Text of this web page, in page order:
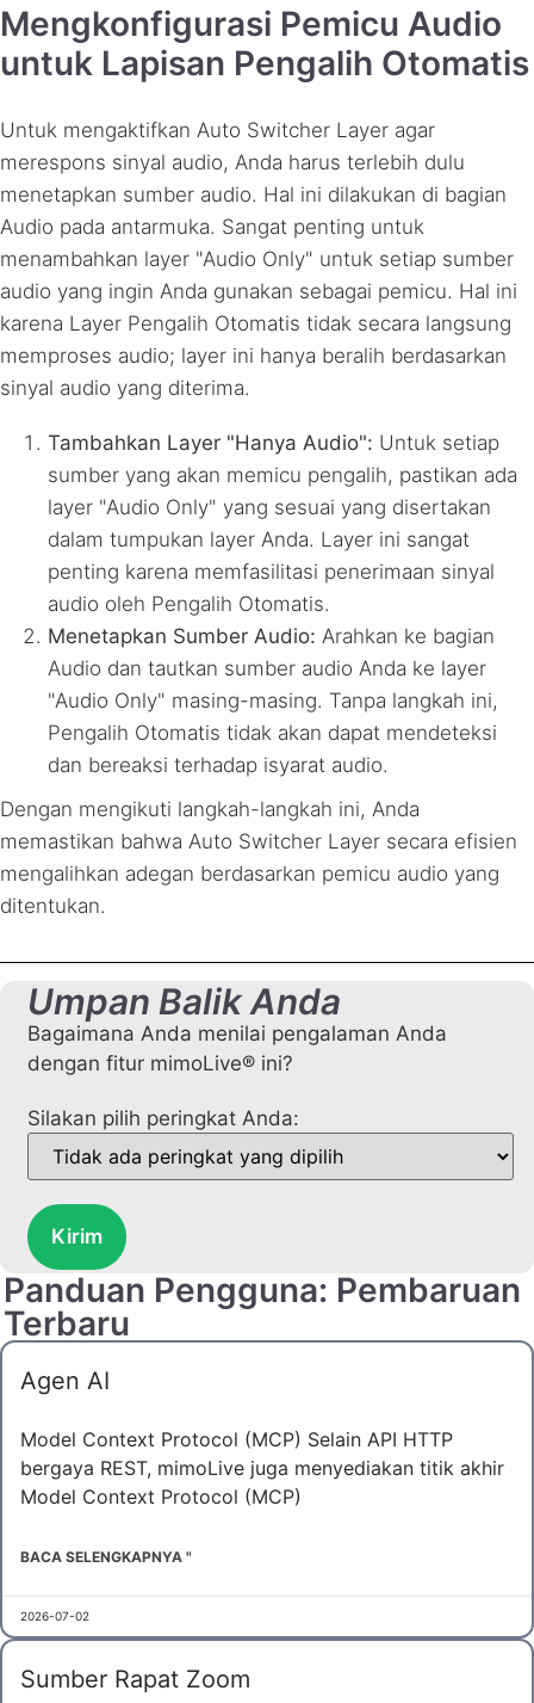
Mengkonfigurasi Pemicu Audio
untuk Lapisan Pengalih Otomatis
Untuk mengaktifkan Auto Switcher Layer agar
merespons sinyal audio, Anda harus terlebih dulu
menetapkan sumber audio. Hal ini dilakukan di bagian
Audio pada antarmuka. Sangat penting untuk
menambahkan layer "Audio Only" untuk setiap sumber
audio yang ingin Anda gunakan sebagai pemicu. Hal ini
karena Layer Pengalih Otomatis tidak secara langsung
memproses audio; layer ini hanya beralih berdasarkan
sinyal audio yang diterima.
Tambahkan Layer "Hanya Audio": Untuk setiap
sumber yang akan memicu pengalih, pastikan ada
layer "Audio Only" yang sesuai yang disertakan
dalam tumpukan layer Anda. Layer ini sangat
penting karena memfasilitasi penerimaan sinyal
audio oleh Pengalih Otomatis.
Menetapkan Sumber Audio: Arahkan ke bagian
Audio dan tautkan sumber audio Anda ke layer
"Audio Only" masing-masing. Tanpa langkah ini,
Pengalih Otomatis tidak akan dapat mendeteksi
dan bereaksi terhadap isyarat audio.
Dengan mengikuti langkah-langkah ini, Anda
memastikan bahwa Auto Switcher Layer secara efisien
mengalihkan adegan berdasarkan pemicu audio yang
ditentukan.
Umpan Balik Anda
Bagaimana Anda menilai pengalaman Anda
dengan fitur mimoLive® ini?
Silakan pilih peringkat Anda:
Kirim
Panduan Pengguna: Pembaruan
Terbaru
Agen AI
Model Context Protocol (MCP) Selain API HTTP
bergaya REST, mimoLive juga menyediakan titik akhir
Model Context Protocol (MCP)
BACA SELENGKAPNYA "
2026-07-02
Sumber Rapat Zoom